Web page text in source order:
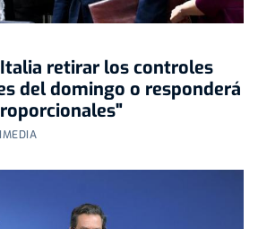
Italia retirar los controles
del domingo o responderá